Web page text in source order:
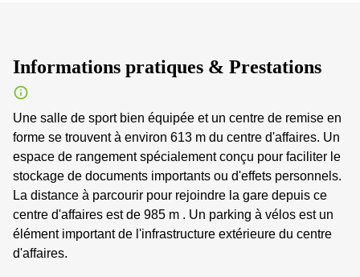
Informations pratiques & Prestations
Une salle de sport bien équipée et un centre de remise en
forme se trouvent à environ 613 m du centre d'affaires. Un
espace de rangement spécialement conçu pour faciliter le
stockage de documents importants ou d'effets personnels.
La distance à parcourir pour rejoindre la gare depuis ce
centre d'affaires est de 985 m . Un parking à vélos est un
élément important de l'infrastructure extérieure du centre
d'affaires.